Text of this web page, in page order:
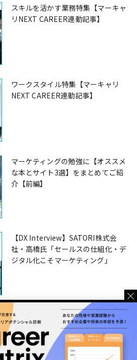
スキルを活かす業務特集【マーキャ
リNEXT CAREER連動記事】
ワークスタイル特集【マーキャリ
NEXT CAREER連動記事】
マーケティングの勉強に【オススメ
な本とサイト3選】をまとめてご紹
介【前編】
【DX Interview】SATORI株式会
社・高橋氏「セールスの仕組化・デ
ジタル化こそマーケティング」
運営企業 利用規約 個人情報保護方針